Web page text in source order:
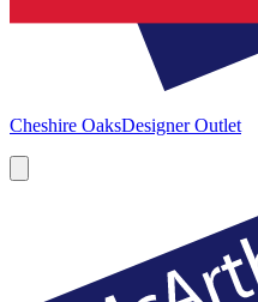
Cheshire OaksDesigner Outlet